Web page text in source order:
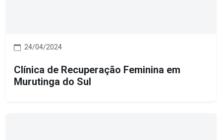
24/04/2024
Clínica de Recuperação Feminina em
Murutinga do Sul